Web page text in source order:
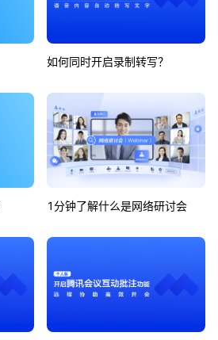
如何同时开启录制转写？
1分钟了解什么是网络研讨会